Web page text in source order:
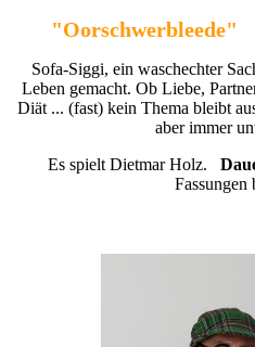
Sofa-Siggi, ein waschechter
Leben gemacht. Ob Liebe,
Diät ... (fast) kein Thema bleibt
aber immer
Es spielt Dietmar Holz.
Fassungen